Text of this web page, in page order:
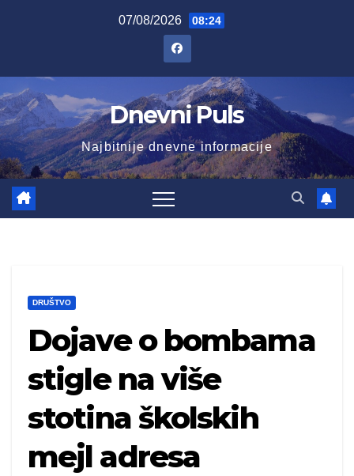
07/08/2026 08:24
Dnevni Puls
Najbitnije dnevne informacije
DRUŠTVO
Dojave o bombama
stigle na više
stotina školskih
mejl adresa